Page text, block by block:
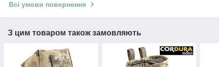
Всі умови повернення
З цим товаром також замовляють